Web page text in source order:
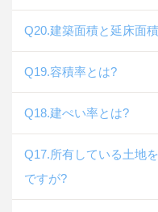
Q20.建築面積と延床面
Q19.容積率とは?
Q18.建ぺい率とは?
Q17.所有している土地
ですが?